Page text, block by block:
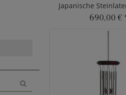
Japanische
690,00 €